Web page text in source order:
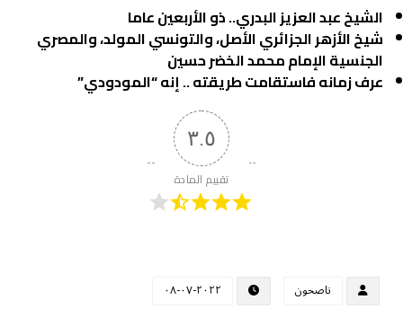
الشيخ عبد العزيز البدري.. ذو الأربعين عاما
شيخ الأزهر الجزائري الأصل، والتونسي المولد، والمصري
الجنسية الإمام محمد الخضر حسين
عرف زمانه فاستقامت طريقته .. إنه “المودودي”
٣.٥
تقييم المادة
ناصحون
٢٠٢٢-٠٧-٠٨